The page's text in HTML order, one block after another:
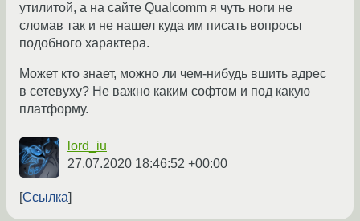
утилитой, а на сайте Qualcomm я чуть ноги не
сломав так и не нашел куда им писать вопросы
подобного характера.
Может кто знает, можно ли чем-нибудь вшить адрес
в сетевуху? Не важно каким софтом и под какую
платформу.
lord_iu
27.07.2020 18:46:52 +00:00
Ссылка